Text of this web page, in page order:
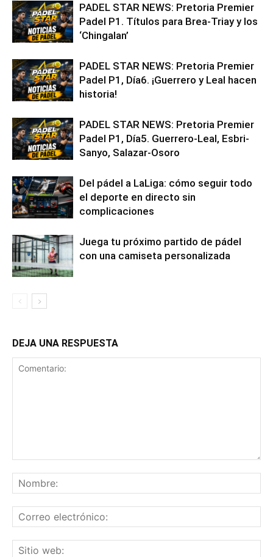
PADEL STAR NEWS: Pretoria Premier
Padel P1. Títulos para Brea-Triay y los
‘Chingalan’
PADEL STAR NEWS: Pretoria Premier
Padel P1, Día6. ¡Guerrero y Leal hacen
historia!
PADEL STAR NEWS: Pretoria Premier
Padel P1, Día5. Guerrero-Leal, Esbri-
Sanyo, Salazar-Osoro
Del pádel a LaLiga: cómo seguir todo
el deporte en directo sin
complicaciones
Juega tu próximo partido de pádel
con una camiseta personalizada
DEJA UNA RESPUESTA